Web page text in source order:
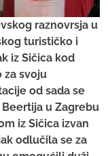
raznovrsja u
turističko i
iz Sičica kod
za svoju
od sada se
u Zagrebu
iz Sičica izvan
odlučila se za